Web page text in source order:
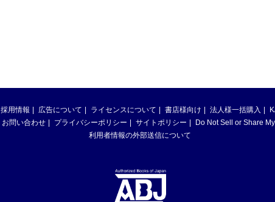
採用情報 広告について ライセンスについて 書店様向け 法人様一括購入
お問い合わせ プライバシーポリシー サイトポリシー
Do Not Sell or Share
利用者情報の外部送信について